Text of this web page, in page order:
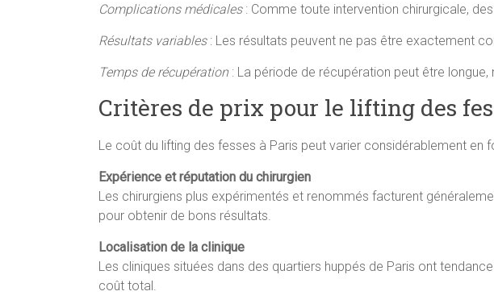
Complications médicales: Comme toute intervention chirurgicale,
Résultats variables: Les résultats peuvent ne pas être exactement
Temps de récupération : La période de récupération peut être
Critères de prix pour le lifting des
Le coût du lifting des fesses à Paris peut varier considérablement
Expérience et réputation du chirurgien
Les chirurgiens plus expérimentés et renommés facturent
pour obtenir de bons résultats.
Localisation de la clinique
Les cliniques situées dans des quartiers huppés de Paris ont
coût total.